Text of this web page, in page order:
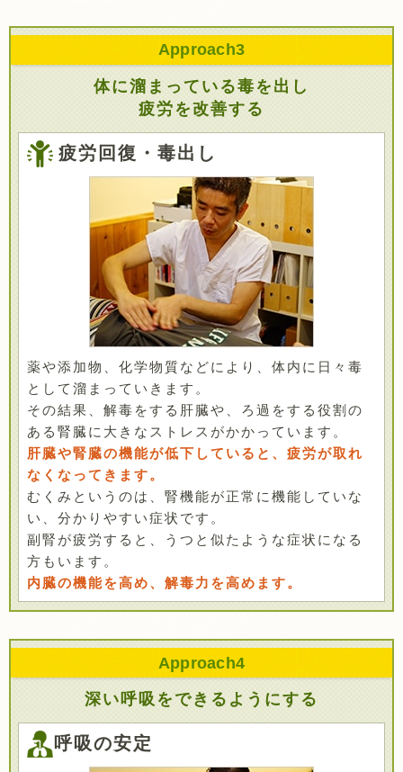
Approach3
体に溜まっている毒を出し
疲労を改善する
疲労回復・毒出し
薬や添加物、化学物質などにより、体内に日々毒
として溜まっていきます。
その結果、解毒をする肝臓や、ろ過をする役割の
ある腎臓に大きなストレスがかかっています。
肝臓や腎臓の機能が低下していると、疲労が取れ
なくなってきます。
むくみというのは、腎機能が正常に機能していな
い、分かりやすい症状です。
副腎が疲労すると、うつと似たような症状になる
方もいます。
内臓の機能を高め、解毒力を高めます。
Approach4
深い呼吸をできるようにする
呼吸の安定